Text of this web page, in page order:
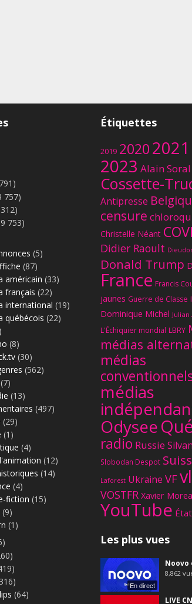
757)
753)
(5)
(87)
américain (33)
français (22)
international (19)
québécois (22)
(8)
(30)
(562)
(7)
(13)
(497)
(29)
(1)
(4)
(12)
(14)
(4)
fiction (15)
(9)
(1)
(64)
Étiquettes
2019 20202021
2023 Alain Soral
Cossette-
Antipresse
censure
Christelle Néant
Didier Raoult
Donald Trump
France Francis
jaunes Guerre de Classe
Dominique Michel Julian
L'Échiquier mondial LBRY
médias
médias
médias
Odysee
radio Russie
Slobodan Despot
Laforest Ukraine VF
VOSTFR Xavier
YouTube
Les plus vues
En direct
Noovo
8,862
LIVE